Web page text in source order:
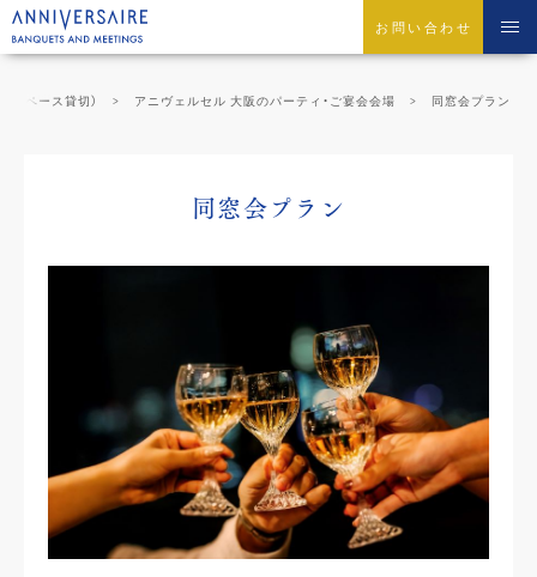
お問い合わせ
スペース貸切） アニヴェルセル 大阪のパーティ・ご宴会会場 同窓会プラン
同窓会プラン